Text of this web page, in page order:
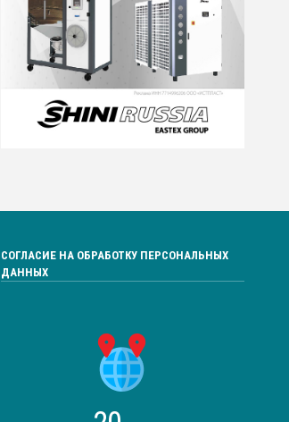
СОГЛАСИЕ НА ОБРАБОТКУ ПЕРСОНАЛЬНЫХ
ДАННЫХ